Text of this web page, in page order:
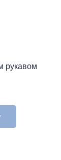
рукавом